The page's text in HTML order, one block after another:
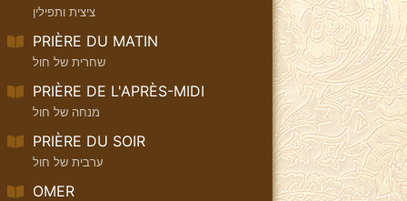
ציצית ותפילין
PRIÈRE DU MATIN
שחרית של חול
PRIÈRE DE L'APRÈS-MIDI
מנחה של חול
PRIÈRE DU SOIR
ערבית של חול
OMER